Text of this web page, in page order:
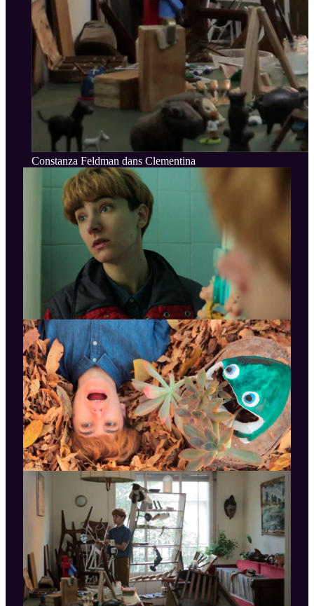
Constanza Feldman dans Clementina